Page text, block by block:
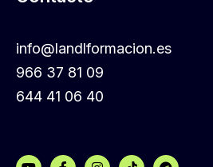
info@landlformacion.es
966 37 81 09
644 41 06 40